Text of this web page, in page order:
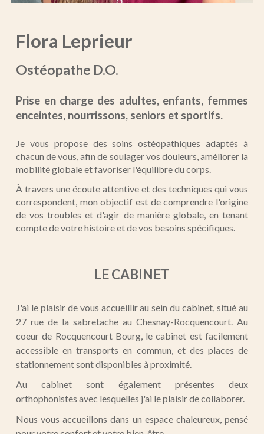
Flora Leprieur
Ostéopathe D.O.
Prise en charge des adultes, enfants, femmes
enceintes, nourrissons, seniors et sportifs.
Je vous propose des soins ostéopathiques adaptés à
chacun de vous, afin de soulager vos douleurs, améliorer la
mobilité globale et favoriser l'équilibre du corps.
À travers une écoute attentive et des techniques qui vous
correspondent, mon objectif est de comprendre l'origine
de vos troubles et d'agir de manière globale, en tenant
compte de votre histoire et de vos besoins spécifiques.
LE CABINET
J'ai le plaisir de vous accueillir au sein du cabinet, situé au
27 rue de la sabretache au Chesnay-Rocquencourt. Au
coeur de Rocquencourt Bourg, le cabinet est facilement
accessible en transports en commun, et des places de
stationnement sont disponibles à proximité.
Au cabinet sont également présentes deux
orthophonistes avec lesquelles j'ai le plaisir de collaborer.
Nous vous accueillons dans un espace chaleureux, pensé